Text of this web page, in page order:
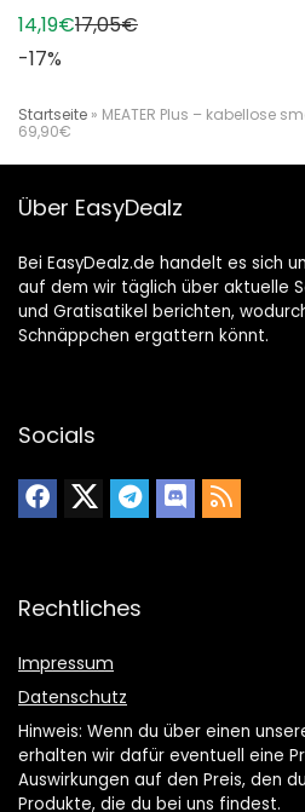
14,19€17,05€
-17%
Startseite » MEATER Plus – kabellose
69,90€
Über EasyDealz
Bei EasyDealz.de handelt es sich
auf dem wir täglich über aktuelle
und Gratisatikel berichten,
Schnäppchen ergattern könnt.
Socials
Rechtliches
Impressum
Datenschutz
Hinweis: Wenn du über einen
erhalten wir dafür eventuell eine
Auswirkungen auf den Preis, den
Produkte, die du bei uns findest.